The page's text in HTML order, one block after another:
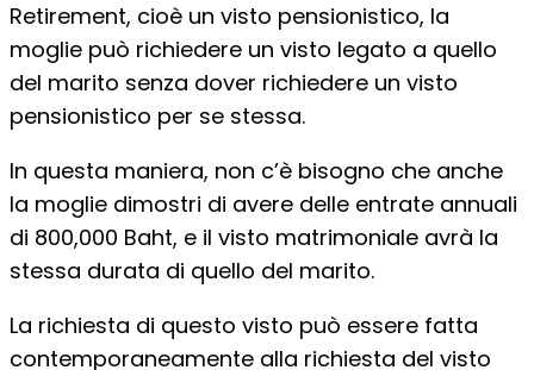
Retirement, cioè un visto pensionistico, la
moglie può richiedere un visto legato a quello
del marito senza dover richiedere un visto
pensionistico per se stessa.
In questa maniera, non c’è bisogno che anche
la moglie dimostri di avere delle entrate annuali
di 800,000 Baht, e il visto matrimoniale avrà la
stessa durata di quello del marito.
La richiesta di questo visto può essere fatta
contemporaneamente alla richiesta del visto